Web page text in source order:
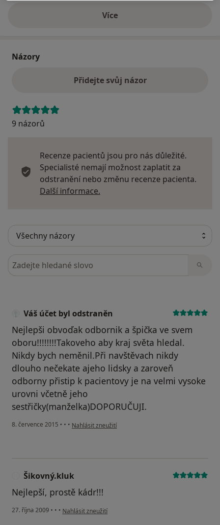
Víceo adrese
Názory
Přidejte svůj názor
9 názorů
Recenze pacientů jsou pro nás důležité.
Specialisté nemají možnost zaplatit za
odstranění nebo změnu recenze pacienta.
Další informace.
Hledejte v názorech
Váš účet byl odstraněn
Nejlepši obvoďak odbornik a špička ve svem
oboru!!!!!!!!Takoveho aby kraj světa hledal.
Nikdy bych neměnil.Při navštěvach nikdy
dlouho nečekate ajeho lidsky a zaroveň
odborny přistip k pacientovy je na velmi vysoke
urovni včetně jeho
sestřičky(manželka)DOPORUČUJI.
8. července 2015 • • • podle názoru uživatele Váš účet byl odstraněn
Nahlásit zneužití
Šikovný.kluk
Nejlepší, prostě kádr!!!
27. října 2009 • • • podle názoru uživatele Šikovný.kluk
Nahlásit zneužití